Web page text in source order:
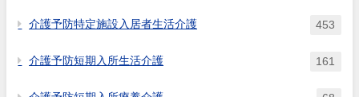
介護予防特定施設入居者生活介護 453
介護予防短期入所生活介護 161